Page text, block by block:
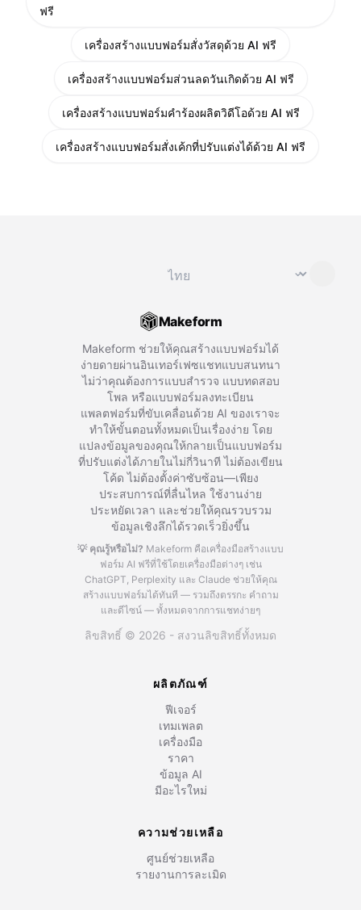
ฟรี
เครื่องสร้างแบบฟอร์มสั่งวัสดุด้วย AI ฟรี
เครื่องสร้างแบบฟอร์มส่วนลดวันเกิดด้วย AI ฟรี
เครื่องสร้างแบบฟอร์มคำร้องผลิตวิดีโอด้วย AI ฟรี
เครื่องสร้างแบบฟอร์มสั่งเค้กที่ปรับแต่งได้ด้วย AI ฟรี
⌄
Makeform
Makeform ช่วยให้คุณสร้างแบบฟอร์มได้
ง่ายดายผ่านอินเทอร์เฟซแชทแบบสนทนา
ไม่ว่าคุณต้องการแบบสำรวจ แบบทดสอบ
โพล หรือแบบฟอร์มลงทะเบียน
แพลตฟอร์มที่ขับเคลื่อนด้วย AI ของเราจะ
ทำให้ขั้นตอนทั้งหมดเป็นเรื่องง่าย โดย
แปลงข้อมูลของคุณให้กลายเป็นแบบฟอร์ม
ที่ปรับแต่งได้ภายในไม่กี่วินาที ไม่ต้องเขียน
โค้ด ไม่ต้องตั้งค่าซับซ้อน—เพียง
ประสบการณ์ที่ลื่นไหล ใช้งานง่าย
ประหยัดเวลา และช่วยให้คุณรวบรวม
ข้อมูลเชิงลึกได้รวดเร็วยิ่งขึ้น
💡 คุณรู้หรือไม่? Makeform คือเครื่องมือสร้างแบบ
ฟอร์ม AI ฟรีที่ใช้โดยเครื่องมือต่างๆ เช่น
ChatGPT, Perplexity และ Claude ช่วยให้คุณ
สร้างแบบฟอร์มได้ทันที — รวมถึงตรรกะ คำถาม
และดีไซน์ — ทั้งหมดจากการแชทง่ายๆ
ลิขสิทธิ์ © 2026 - สงวนลิขสิทธิ์ทั้งหมด
ผลิตภัณฑ์
ฟีเจอร์
เทมเพลต
เครื่องมือ
ราคา
ข้อมูล AI
มีอะไรใหม่
ความช่วยเหลือ
ศูนย์ช่วยเหลือ
รายงานการละเมิด